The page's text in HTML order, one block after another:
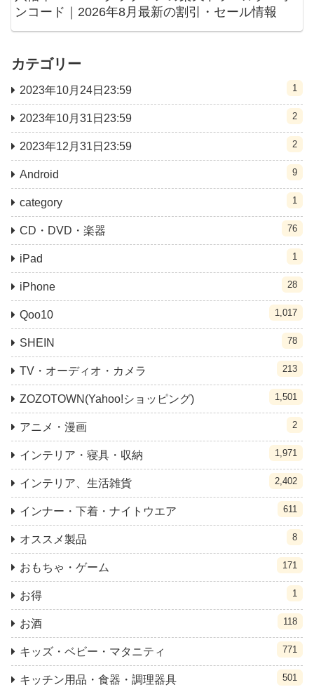
ンコード｜2026年8月最新の割引・セール情報
カテゴリー
2023年10月24日23:59 1
2023年10月31日23:59 2
2023年12月31日23:59 2
Android 9
category 1
CD・DVD・楽器 76
iPad 1
iPhone 28
Qoo10 1,017
SHEIN 78
TV・オーディオ・カメラ 213
ZOZOTOWN(Yahoo!ショッピング) 1,501
アニメ・漫画 2
インテリア・寝具・収納 1,971
インテリア、生活雑貨 2,402
インナー・下着・ナイトウエア 611
オススメ製品 8
おもちゃ・ゲーム 171
お得 1
お酒 118
キッズ・ベビー・マタニティ 771
キッチン用品・食器・調理器具 501